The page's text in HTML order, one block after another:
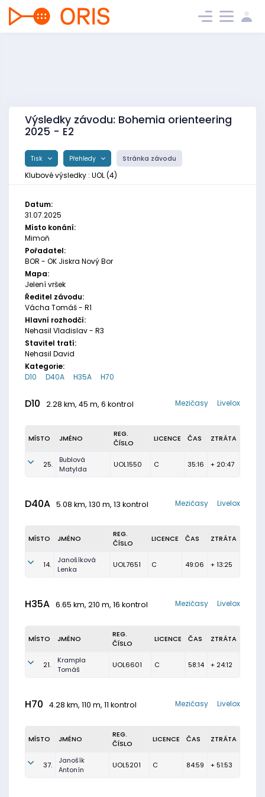
Výsledky závodu: Bohemia orienteering
2025 - E2
Tisk Přehledy Stránka závodu
Klubové výsledky : UOL (4)
Datum:
31.07.2025
Místo konání:
Mimoň
Pořadatel:
BOR - OK Jiskra Nový Bor
Mapa:
Jelení vršek
Ředitel závodu:
Vácha Tomáš - R1
Hlavní rozhodčí:
Nehasil Vladislav - R3
Stavitel tratí:
Nehasil David
Kategorie:
D10
D40A H35A H70
D10 2.28 km, 45 m, 6 kontrol Livelox
Mezičasy
MÍSTO JMÉNO
REG.
ČÍSLO
LICENCE ČAS ZTRÁTA
25.
Bublová
Matylda
UOL1550 C 35:16 + 20:47
D40A 5.08 km, 130 m, 13 kontrol Livelox
Mezičasy
MÍSTO JMÉNO
REG.
ČÍSLO
LICENCE ČAS ZTRÁTA
14.
Janošíková
Lenka
UOL7651 C 49:06 + 13:25
H35A 6.65 km, 210 m, 16 kontrol Livelox
Mezičasy
MÍSTO JMÉNO
REG.
ČÍSLO
LICENCE ČAS ZTRÁTA
21.
Krampla
Tomáš
UOL6601 C 58:14 + 24:12
H70 4.28 km, 110 m, 11 kontrol Livelox
Mezičasy
MÍSTO JMÉNO
REG.
ČÍSLO
LICENCE ČAS ZTRÁTA
37.
Janošík
Antonín
UOL5201 C 84:59 + 51:53